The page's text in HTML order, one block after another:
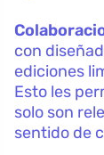
con
ediciones
Esto les
solo son
sentido de